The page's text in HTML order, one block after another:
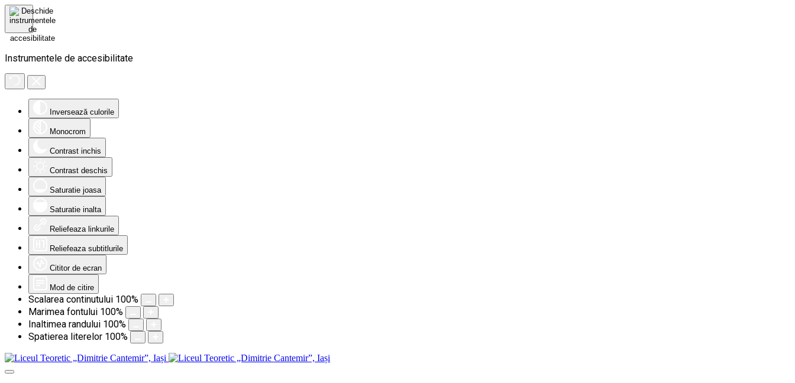
Instrumentele de accesibilitate
Inversează culorile
Monocrom
Contrast inchis
Contrast deschis
Saturatie joasa
Saturatie inalta
Reliefeaza linkurile
Reliefeaza subtitlurile
Cititor de ecran
Mod de citire
Scalarea continutului 100%
Marimea fontului 100%
Inaltimea randului 100%
Spatierea literelor 100%